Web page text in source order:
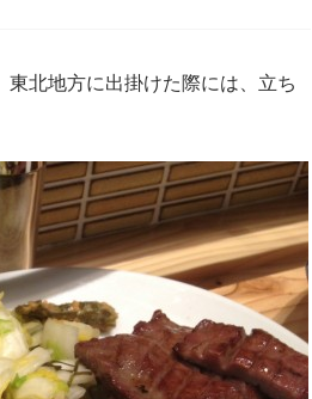
北地方に出掛けた際には、立ち